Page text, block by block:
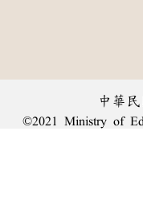
中華
©2021 Ministry of